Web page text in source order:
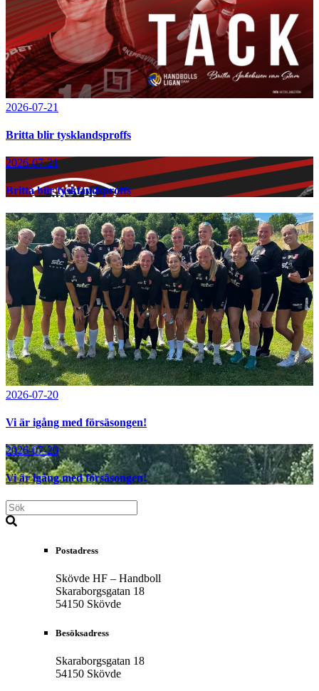
2026-07-21
Britta blir tysklandsproffs
2026-07-21
Britta blir tysklandsproffs
2026-07-20
Vi är igång med försäsongen!
2026-07-20
Vi är igång med försäsongen!
Postadress
Skövde HF – Handboll
Skaraborgsgatan 18
54150 Skövde
Besöksadress
Skaraborgsgatan 18
54150 Skövde